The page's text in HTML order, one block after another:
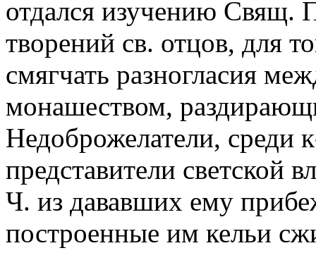
отдался изучению Свящ.
творений св. отцов, для
смягчать разногласия
монашеством,
Недоброжелатели, среди
представители светской
Ч. из дававших ему
построенные им кельи